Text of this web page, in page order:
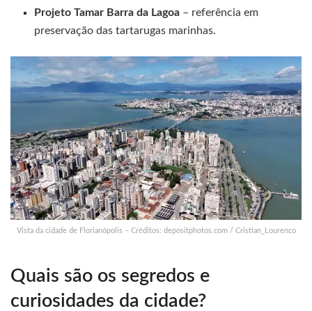
Projeto Tamar Barra da Lagoa – referência em
preservação das tartarugas marinhas.
Vista da cidade de Florianópolis – Créditos: depositphotos.com / Cristian_Lourenco
Quais são os segredos e
curiosidades da cidade?